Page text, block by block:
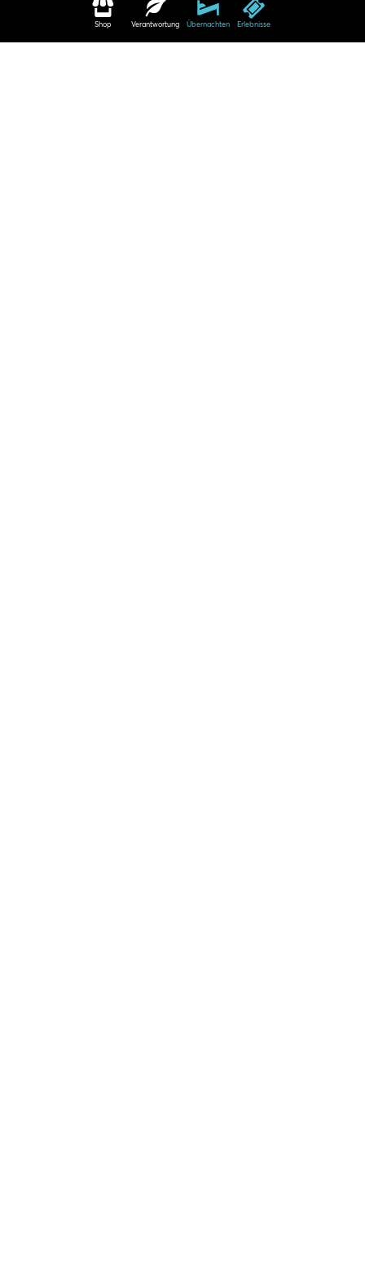
Shop Verantwortung Übernachten Erlebnisse